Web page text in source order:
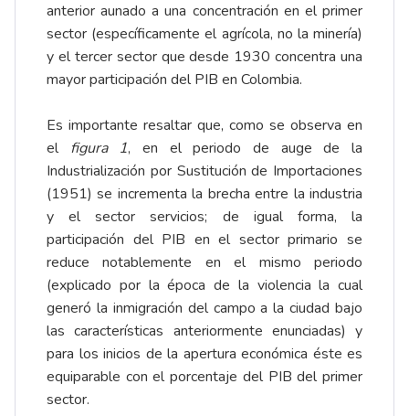
anterior aunado a una concentración en el primer
sector (específicamente el agrícola, no la minería)
y el tercer sector que desde 1930 concentra una
mayor participación del PIB en Colombia.
Es importante resaltar que, como se observa en
el figura 1, en el periodo de auge de la
Industrialización por Sustitución de Importaciones
(1951) se incrementa la brecha entre la industria
y el sector servicios; de igual forma, la
participación del PIB en el sector primario se
reduce notablemente en el mismo periodo
(explicado por la época de la violencia la cual
generó la inmigración del campo a la ciudad bajo
las características anteriormente enunciadas) y
para los inicios de la apertura económica éste es
equiparable con el porcentaje del PIB del primer
sector.